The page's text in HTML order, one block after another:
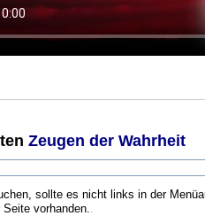
Zeugen der Wahrheit
sollte es nicht links in der
vorhanden.